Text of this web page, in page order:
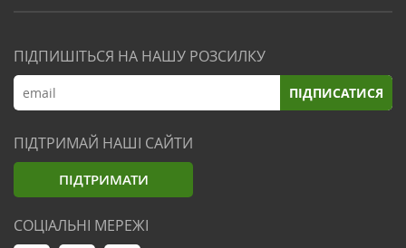
ПІДПИШІТЬСЯ НА НАШУ РОЗСИЛКУ
ПІДПИСАТИСЯ
ПІДТРИМАЙ НАШІ САЙТИ
ПІДТРИМАТИ
СОЦІАЛЬНІ МЕРЕЖІ